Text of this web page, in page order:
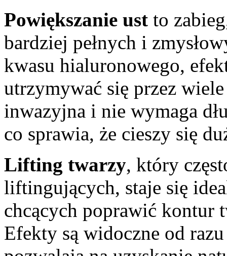
Powiększanie ust to
bardziej pełnych i
kwasu hialuronowego,
utrzymywać się przez
inwazyjna i nie wymaga
co sprawia, że cieszy się
Lifting twarzy, który
liftingujących, staje się
chcących poprawić kontur
Efekty są widoczne od